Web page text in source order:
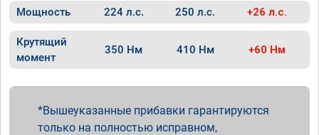
Мощность 224 л.с. 250 л.с. +26 л.с.
Крутящий
момент
350 Нм 410 Нм +60 Нм
Вышеуказанные прибавки гарантируются
только на полностью исправном,